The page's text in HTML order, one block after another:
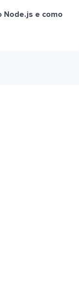
Node.js e como